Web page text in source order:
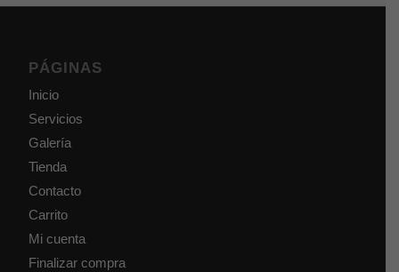
PÁGINAS
Inicio
Servicios
Galería
Tienda
Contacto
Carrito
Mi cuenta
Finalizar compra